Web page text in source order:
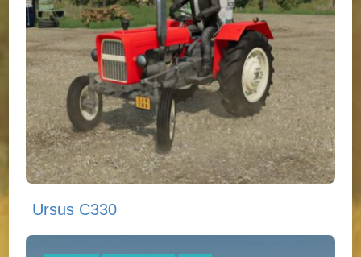
Ursus C330